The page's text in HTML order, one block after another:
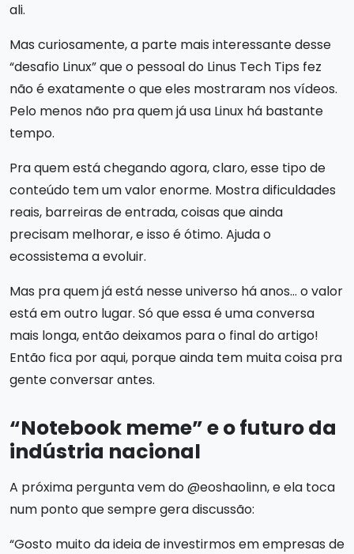
ali.
Mas curiosamente, a parte mais interessante desse
“desafio Linux” que o pessoal do Linus Tech Tips fez
não é exatamente o que eles mostraram nos vídeos.
Pelo menos não pra quem já usa Linux há bastante
tempo.
Pra quem está chegando agora, claro, esse tipo de
conteúdo tem um valor enorme. Mostra dificuldades
reais, barreiras de entrada, coisas que ainda
precisam melhorar, e isso é ótimo. Ajuda o
ecossistema a evoluir.
Mas pra quem já está nesse universo há anos… o valor
está em outro lugar. Só que essa é uma conversa
mais longa, então deixamos para o final do artigo!
Então fica por aqui, porque ainda tem muita coisa pra
gente conversar antes.
“Notebook meme” e o futuro da
indústria nacional
A próxima pergunta vem do @eoshaolinn, e ela toca
num ponto que sempre gera discussão:
“Gosto muito da ideia de investirmos em empresas de